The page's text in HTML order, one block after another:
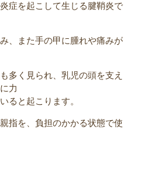
症を起こして生じる腱鞘炎で
、また手の甲に腫れや痛みが
多く見られ、乳児の頭を支え
力
ると起こります。
指を、負担のかかる状態で使